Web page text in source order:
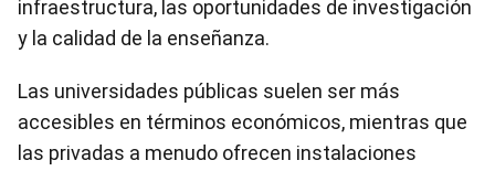
infraestructura, las oportunidades de investigación
y la calidad de la enseñanza.
Las universidades públicas suelen ser más
accesibles en términos económicos, mientras que
las privadas a menudo ofrecen instalaciones